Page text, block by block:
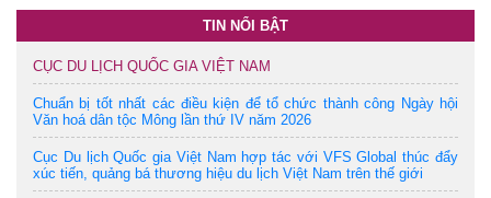
TIN NỔI BẬT
CỤC DU LỊCH QUỐC GIA VIỆT NAM
Chuẩn bị tốt nhất các điều kiện để tổ chức thành công Ngày hội
Văn hoá dân tộc Mông lần thứ IV năm 2026
Cục Du lịch Quốc gia Việt Nam hợp tác với VFS Global thúc đẩy
xúc tiến, quảng bá thương hiệu du lịch Việt Nam trên thế giới